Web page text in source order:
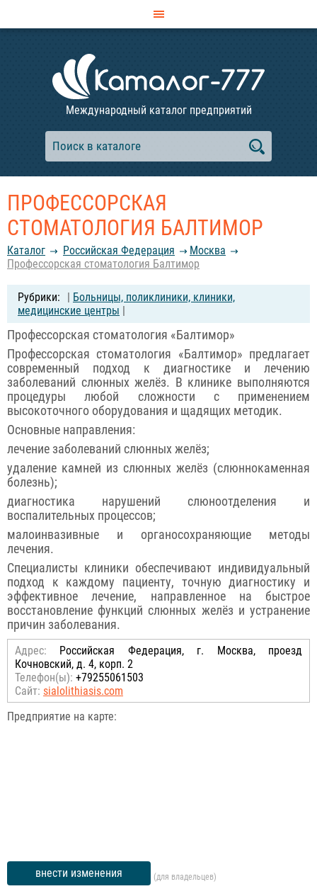
Международный каталог предприятий
ПРОФЕССОРСКАЯ
СТОМАТОЛОГИЯ БАЛТИМОР
Каталог Российcкая Федерация
Москва
Профессорская стоматология Балтимор
| Больницы, поликлиники, клиники,
медицинские центры |
Профессорская стоматология «Балтимор»
Профессорская стоматология «Балтимор» предлагает
современный подход к диагностике и лечению
заболеваний слюнных желёз. В клинике выполняются
процедуры любой сложности с применением
высокоточного оборудования и щадящих методик.
Основные направления:
лечение заболеваний слюнных желёз;
удаление камней из слюнных желёз (слюннокаменная
болезнь);
диагностика нарушений слюноотделения и
воспалительных процессов;
малоинвазивные и органосохраняющие методы
лечения.
Специалисты клиники обеспечивают индивидуальный
подход к каждому пациенту, точную диагностику и
эффективное лечение, направленное на быстрое
восстановление функций слюнных желёз и устранение
причин заболевания.
Адрес: Российcкая Федерация, г. Москва, проезд
Кочновский, д. 4, корп. 2
Телефон(ы): +79255061503
Сайт: sialolithiasis.com
Предприятие на карте:
внести изменения (для владельцев)